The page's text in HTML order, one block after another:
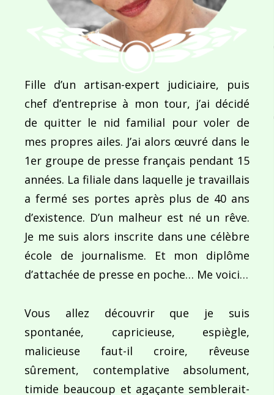
l’article
Souvenirs d’enfance
Fille d’un artisan-expert judiciaire, puis
chef d’entreprise à mon tour, j’ai décidé
de quitter le nid familial pour voler de
mes propres ailes. J’ai alors œuvré dans le
1er groupe de presse français pendant 15
années. La filiale dans laquelle je travaillais
a fermé ses portes après plus de 40 ans
d’existence. D’un malheur est né un rêve.
Je me suis alors inscrite dans une célèbre
école de journalisme. Et mon diplôme
d’attachée de presse en poche… Me voici…
Vous allez découvrir que je suis
spontanée, capricieuse, espiègle,
malicieuse faut-il croire, rêveuse
sûrement, contemplative absolument,
timide beaucoup et agaçante semblerait-